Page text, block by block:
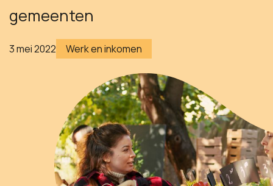
gemeenten
3 mei 2022 Werk en inkomen